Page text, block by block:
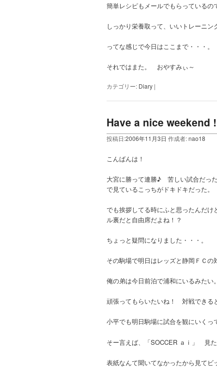
簡単レシピもメールでもらっている
しっかり栄養取って、いいトレーニ
ってな感じで今日はここまで・・・
それではまた。 おやすみ
カテゴリー: Diary |
Have a nice weekend !
投稿日:2006年11月3日 作成者:nao18
こんばんは！
大宮に勝って連勝♪ 苦しい試合だっ
で見ているこっちがドキドキだった
でも挨拶してる時にふと思ったんだ
ル裏だと自由席だよね！？
ちょっと疑問になりました・・・。
その駒場で明日はレッズと静岡ＦＣの
俺の弟は今日前泊で浦和にいるみたい
頑張ってもらいたいね！ 対戦でき
小平でも明日駒場に試合を観にいく
そー言えば、「SOCCER ａｉ」 見
表紙なんて聞いてなかったから見てビ